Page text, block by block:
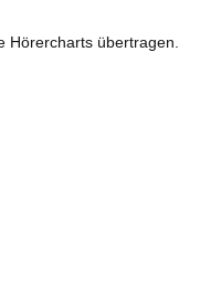
Hörercharts übertragen.